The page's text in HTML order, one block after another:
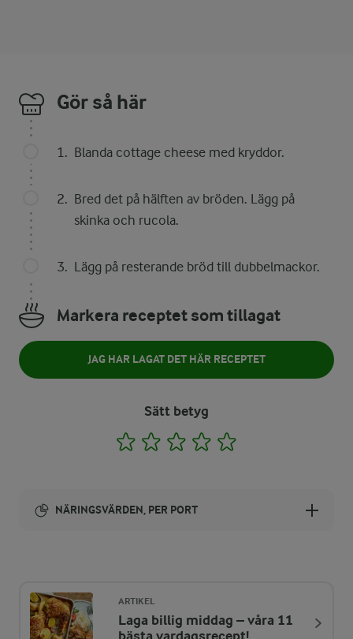
Gör så här
Blanda cottage cheese med kryddor.
Bred det på hälften av bröden. Lägg på
skinka och rucola.
Lägg på resterande bröd till dubbelmackor.
Markera receptet som tillagat
JAG HAR LAGAT DET HÄR RECEPTET
Sätt betyg
1 2 3 4
NÄRINGSVÄRDEN, PER PORT
ENERGIDISTRIBUTION %
NÄRINGSVÄRDEN PER PORT
ARTIKEL
Laga billig middag – våra 11